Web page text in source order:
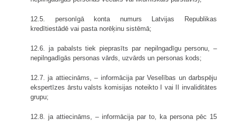
12.5. personīgā konta numurs Latvijas Republikas
kredītiestādē vai pasta norēķinu sistēmā;
12.6. ja pabalsts tiek pieprasīts par nepilngadīgu personu, –
nepilngadīgās personas vārds, uzvārds un personas kods;
12.7. ja attiecināms, – informācija par Veselības un darbspēju
ekspertīzes ārstu valsts komisijas noteikto I vai II invaliditātes
grupu;
12.8. ja attiecināms, – informācija par to, ka persona pēc 15